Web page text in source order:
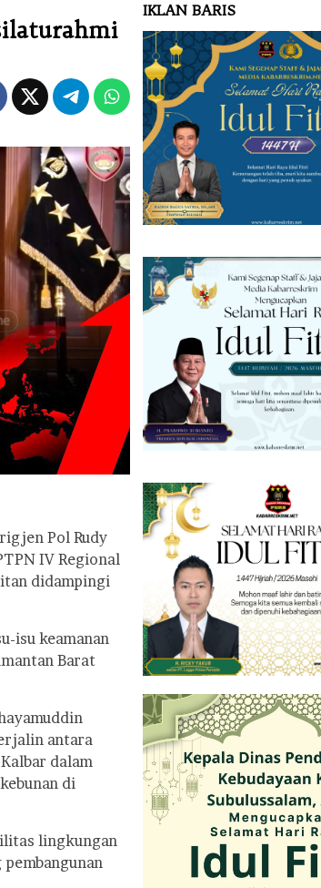
Pol Rudy
IV Regional
didampingi
isu keamanan
Barat
antara
dalam
di
lingkungan
IKLAN BARIS